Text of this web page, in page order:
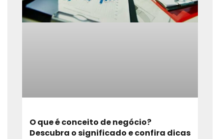
O que é conceito de negócio?
Descubra o significado e confira dicas